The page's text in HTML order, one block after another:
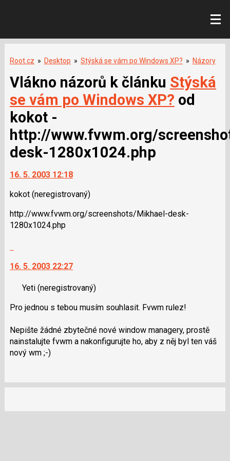
Root.cz » Desktop » Stýská se vám po Windows XP? » Názory
Vlákno názorů k článku Stýská
se vám po Windows XP? od
kokot -
http://www.fvwm.org/
desk-1280x1024.php
16. 5. 2003 12:18
kokot (neregistrovaný)
http://www.fvwm.org/screenshots/Mikhael-desk-
1280x1024.php
další
názor.
navigaci
použít
i
klávesy
pro
P
16. 5. 2003 22:27
Yeti (neregistrovaný)
Pro jednou s tebou musím souhlasit. Fvwm rulez!
Nepište žádné zbytečné nové window managery, prostě
nainstalujte fvwm a nakonfigurujte ho, aby z něj byl ten váš
nový wm ;-)